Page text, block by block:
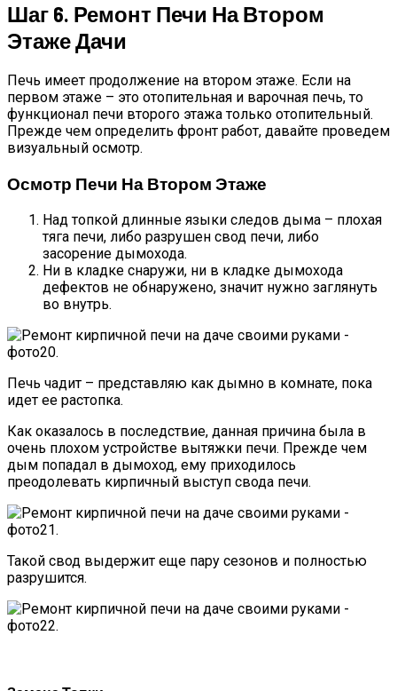
Шаг 6. Ремонт Печи На Втором
Этаже Дачи
Печь имеет продолжение на втором этаже. Если на
первом этаже – это отопительная и варочная печь, то
функционал печи второго этажа только отопительный.
Прежде чем определить фронт работ, давайте проведем
визуальный осмотр.
Осмотр Печи На Втором Этаже
Над топкой длинные языки следов дыма – плохая
тяга печи, либо разрушен свод печи, либо
засорение дымохода.
Ни в кладке снаружи, ни в кладке дымохода
дефектов не обнаружено, значит нужно заглянуть
во внутрь.
Печь чадит – представляю как дымно в комнате, пока
идет ее растопка.
Как оказалось в последствие, данная причина была в
очень плохом устройстве вытяжки печи. Прежде чем
дым попадал в дымоход, ему приходилось
преодолевать кирпичный выступ свода печи.
Такой свод выдержит еще пару сезонов и полностью
разрушится.